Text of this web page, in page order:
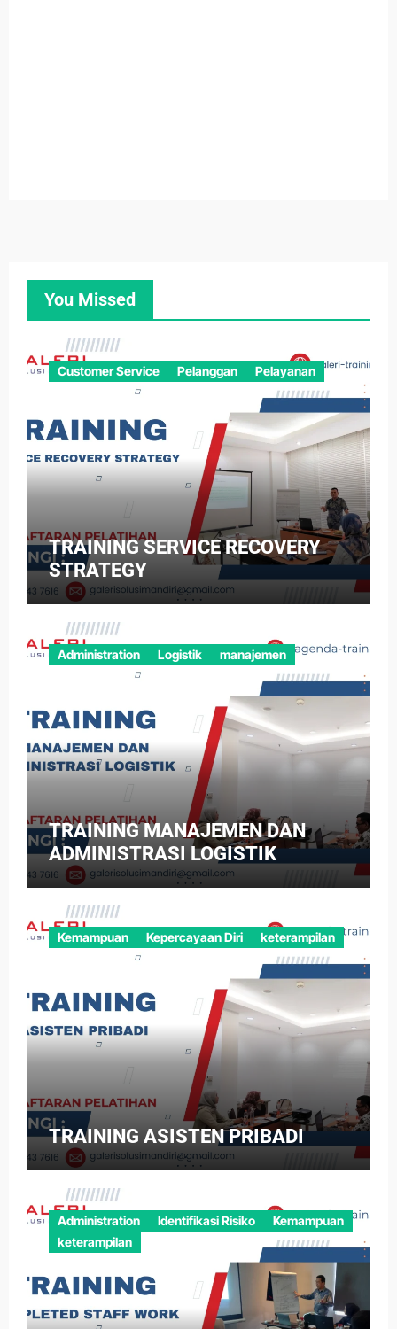
You Missed
Customer Service Pelanggan Pelayanan
TRAINING SERVICE RECOVERY
STRATEGY
Administration Logistik manajemen
TRAINING MANAJEMEN DAN
ADMINISTRASI LOGISTIK
Kemampuan Kepercayaan Diri keterampilan
TRAINING ASISTEN PRIBADI
Administration Identifikasi Risiko
Kemampuan
keterampilan